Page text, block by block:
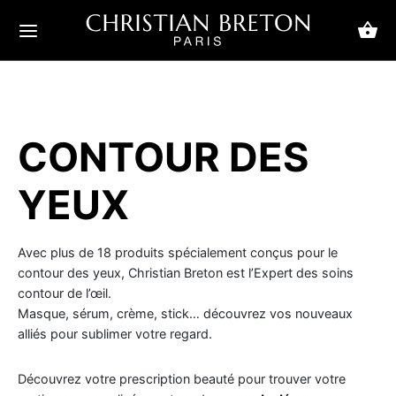
CONTOUR DES
YEUX
Avec plus de 18 produits spécialement conçus pour le
contour des yeux, Christian Breton est l’Expert des soins
contour de l’œil.
Masque, sérum, crème, stick… découvrez vos nouveaux
alliés pour sublimer votre regard.
Découvrez votre prescription beauté pour trouver votre
et Poches
et gels
Sourcils
et Raffermissant
& Exfoliants
& Baumes
Elle
Elle
voluptueux
actuels
Lui
masculins
chic